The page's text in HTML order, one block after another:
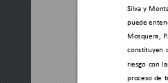
Silva y
puede
Mosquera,
constituyen
riesgo con
proceso de